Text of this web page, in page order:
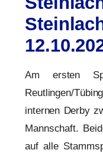
Am ersten
Reutlingen/
internen Derby
Mannschaft.
auf alle